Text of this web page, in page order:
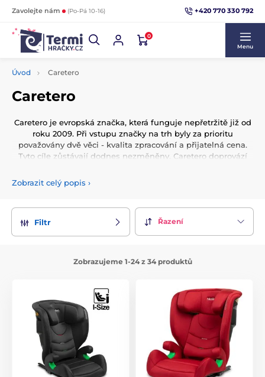
Zavolejte nám (Po-Pá 10-16) +420 770 330 792
0
Menu
Úvod Caretero
Caretero
Caretero je evropská značka, která funguje nepřetržitě již od
roku 2009. Při vstupu značky na trh byly za prioritu
považovány dvě věci - kvalita zpracování a přijatelná cena.
Tyto cíle zůstávají dodnes nezměněny. Caretero doprovází
krmení, cestovní postýlky, dětská lehátka a houpačky a
skládací ohrádky. Caretero nabízí také široký výběr
doplňkového příslušenství.
mnoha zemích ve světě. Neustále vyvíjíme a zavádíme nové
Zobrazit celý popis ›
Filtr Řazení
Zobrazujeme 1-24 z 34 produktů